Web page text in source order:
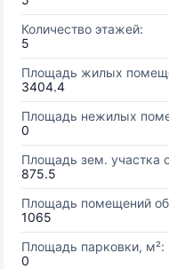
Количество этажей:
5
Площадь жилых
3404.4
Площадь нежилых
0
Площадь зем. участка
875.5
Площадь помещений
1065
Площадь парковки, м²:
0